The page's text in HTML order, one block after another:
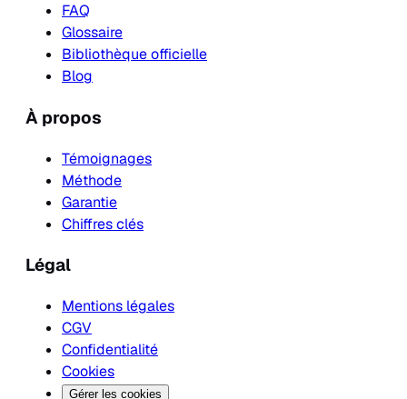
FAQ
Glossaire
Bibliothèque officielle
Blog
À propos
Témoignages
Méthode
Garantie
Chiffres clés
Légal
Mentions légales
CGV
Confidentialité
Cookies
Gérer les cookies